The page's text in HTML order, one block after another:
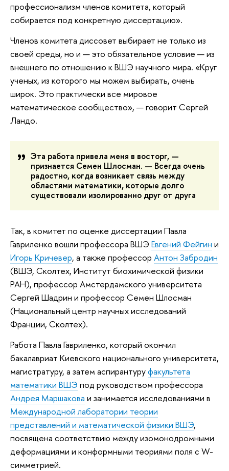
профессионализм членов комитета, который
собирается под конкретную диссертацию».
Членов комитета диссовет выбирает не только из
своей среды, но и — это обязательное условие — из
внешнего по отношению к ВШЭ научного мира. «Круг
ученых, из которого мы можем выбирать, очень
широк. Это практически все мировое
математическое сообщество», — говорит Сергей
Ландо.
Эта работа привела меня в восторг, —
признается Семен Шлосман. — Всегда очень
радостно, когда возникает связь между
областями математики, которые долго
существовали изолированно друг от друга
Так, в комитет по оценке диссертации Павла
Гавриленко вошли профессора ВШЭ Евгений Фейгин и
Игорь Кричевер, а также профессор Антон Забродин
(ВШЭ, Сколтех, Институт биохимической физики
РАН), профессор Амстердамского университета
Сергей Шадрин и профессор Семен Шлосман
(Национальный центр научных исследований
Франции, Сколтех).
Работа Павла Гавриленко, который окончил
бакалавриат Киевского национального университета,
магистратуру, а затем аспирантуруфакультета
математики ВШЭ под руководством профессора
Андрея Маршакова и занимается исследованиями в
Международной лаборатории теории
представлений и математической физики ВШЭ,
посвящена соответствию между изомонодромными
деформациями и конформными теориями поля с W-
симметрией.